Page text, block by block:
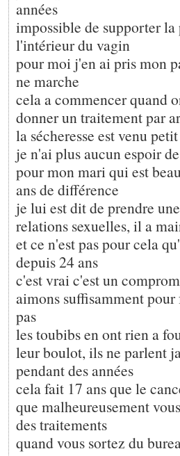
années
impossible de supporter
l'intérieur du vagin
pour moi j'en ai pris mon
ne marche
cela a commencer quand
donner un traitement par
la sécheresse est venu
je n'ai plus aucun espoir
pour mon mari qui est
ans de différence
je lui est dit de prendre
relations sexuelles, il a
et ce n'est pas pour cela
depuis 24 ans
c'est vrai c'est un
aimons suffisamment
pas
les toubibs en ont rien a
leur boulot, ils ne parlent
pendant des années
cela fait 17 ans que le
que malheureusement
des traitements
quand vous sortez du